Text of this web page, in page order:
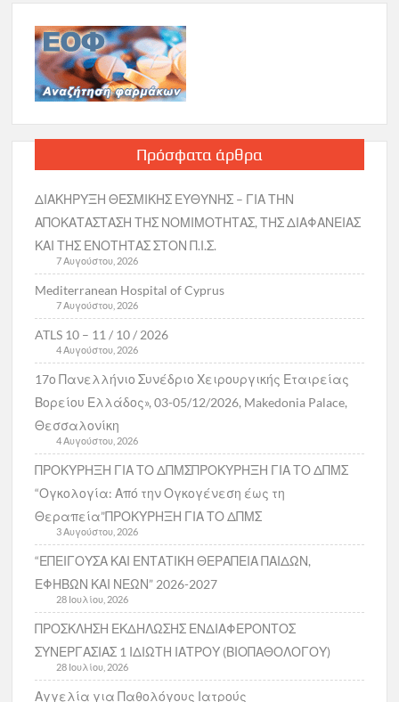
Πρόσφατα άρθρα
ΔΙΑΚΗΡΥΞΗ ΘΕΣΜΙΚΗΣ ΕΥΘΥΝΗΣ – ΓΙΑ ΤΗΝ
ΑΠΟΚΑΤΑΣΤΑΣΗ ΤΗΣ ΝΟΜΙΜΟΤΗΤΑΣ, ΤΗΣ ΔΙΑΦΑΝΕΙΑΣ
ΚΑΙ ΤΗΣ ΕΝΟΤΗΤΑΣ ΣΤΟΝ Π.Ι.Σ.
7 Αυγούστου, 2026
Mediterranean Hospital of Cyprus
7 Αυγούστου, 2026
ATLS 10 – 11 / 10 / 2026
4 Αυγούστου, 2026
17ο Πανελλήνιο Συνέδριο Χειρουργικής Εταιρείας
Βορείου Ελλάδος», 03-05/12/2026, Makedonia Palace,
Θεσσαλονίκη
4 Αυγούστου, 2026
ΠΡΟΚΥΡΗΞΗ ΓΙΑ ΤΟ ΔΠΜΣΠΡΟΚΥΡΗΞΗ ΓΙΑ ΤΟ ΔΠΜΣ
“Ογκολογία: Από την Ογκογένεση έως τη
Θεραπεία”ΠΡΟΚΥΡΗΞΗ ΓΙΑ ΤΟ ΔΠΜΣ
3 Αυγούστου, 2026
“ΕΠΕΙΓΟΥΣΑ ΚΑΙ ΕΝΤΑΤΙΚΗ ΘΕΡΑΠΕΙΑ ΠΑΙΔΩΝ,
ΕΦΗΒΩΝ ΚΑΙ ΝΕΩΝ” 2026-2027
28 Ιουλίου, 2026
ΠΡΟΣΚΛΗΣΗ ΕΚΔΗΛΩΣΗΣ ΕΝΔΙΑΦΕΡΟΝΤΟΣ
ΣΥΝΕΡΓΑΣΙΑΣ 1 ΙΔΙΩΤΗ ΙΑΤΡΟΥ (ΒΙΟΠΑΘΟΛΟΓΟΥ)
28 Ιουλίου, 2026
Αγγελία για Παθολόγους Ιατρούς